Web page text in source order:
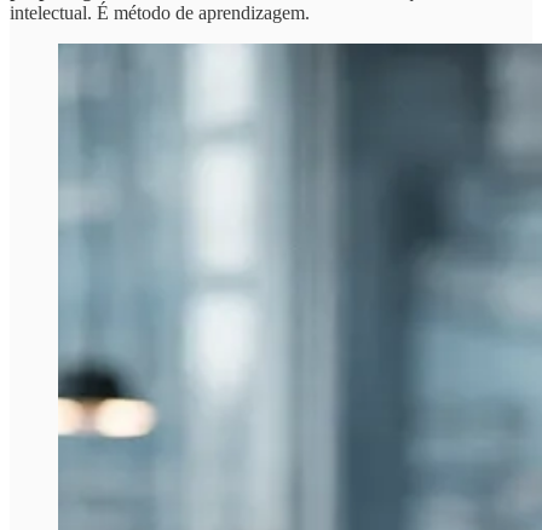
intelectual. É método de aprendizagem.